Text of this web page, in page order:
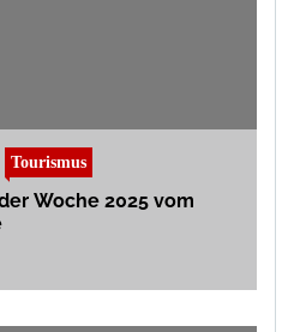
Tourismus
Woche 2025 vom